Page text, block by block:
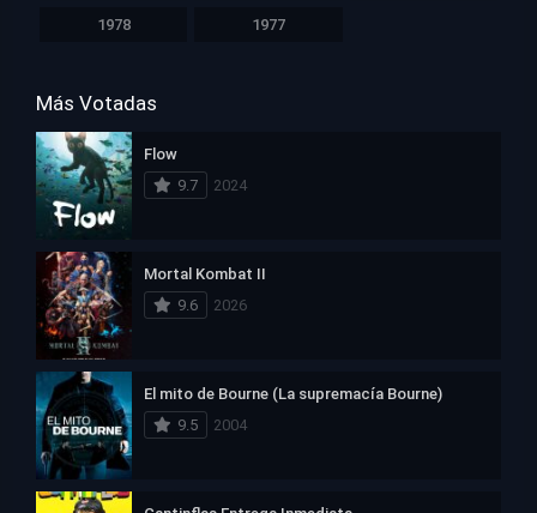
1978 1977
Más Votadas
Flow
9.7
2024
Mortal Kombat II
9.6
2026
El mito de Bourne (La supremacía Bourne)
9.5
2004